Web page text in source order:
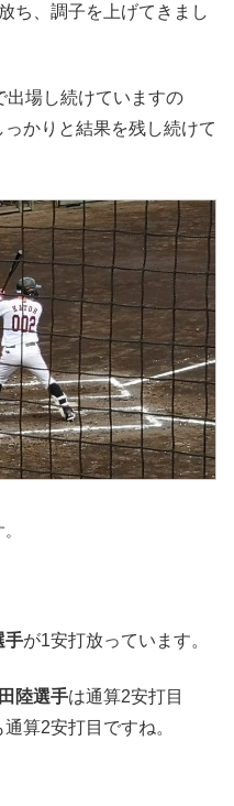
ち、調子を上げてきまし
出場し続けていますの
かりと結果を残し続けて
手が1安打放っています。
陸選手は通算2安打目
通算2安打目ですね。